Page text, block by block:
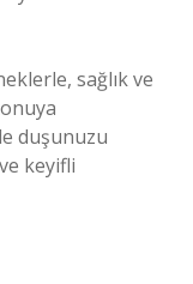
sağlık ve
duşunuzu
keyifli